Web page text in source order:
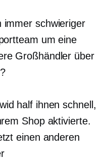
immer schwieriger
um eine
Großhändler über
half ihnen schnell,
Shop aktivierte.
einen anderen